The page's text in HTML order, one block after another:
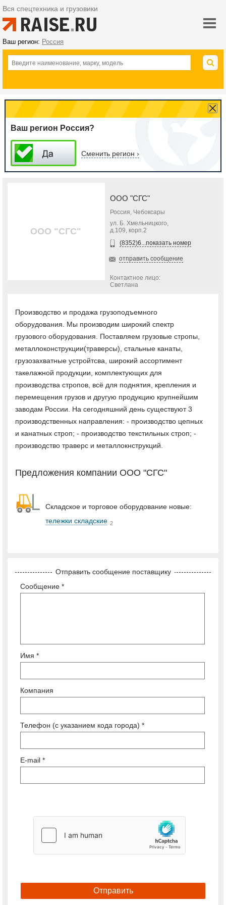
Вся спецтехника и грузовики
Ваш регион: Россия
Ваш регион Россия?
Сменить регион ›
ООО "СГС"
ООО "СГС"
Россия, Чебоксары
ул. Б. Хмельницкого,
д.109, корп.2
(8352)6...показать номер
отправить сообщение
Контактное лицо:
Светлана
Производство и продажа грузоподъемного
оборудования. Мы производим широкий спектр
грузового оборудования. Поставляем грузовые стропы,
металлоконструкции(траверсы), стальные канаты,
грузозахватные устройтсва, широкий ассортимент
такелажной продукции, комплектующих для
производства стропов, всё для поднятия, крепления и
перемещения грузов и другую продукцию крупнейшим
заводам России. На сегодняшний день существуют 3
производственных направления: - производство цепных
и канатных строп; - производство текстильных строп; -
производство траверс и металлокнструкций.
Предложения компании ООО "СГС"
Складское и торговое оборудование новые:
тележки складские 2
Отправить сообщение поставщику
Сообщение *
Имя *
Компания
Телефон (с указанием кода города) *
E-mail *